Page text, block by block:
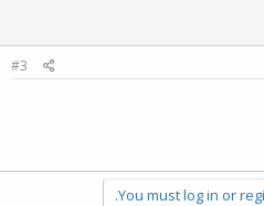
#3
You must log in or